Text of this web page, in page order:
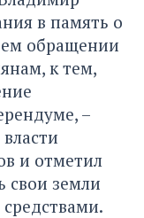
в память о
обращении
к тем,
–
и отметил
свои земли